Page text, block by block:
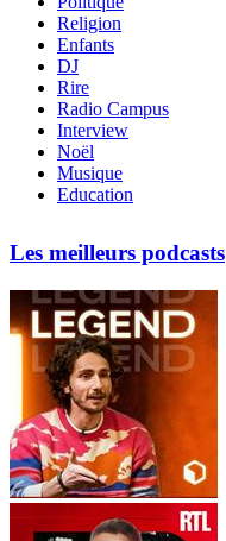
Religion
Enfants
DJ
Rire
Radio Campus
Interview
Noël
Musique
Education
Les meilleurs podcasts